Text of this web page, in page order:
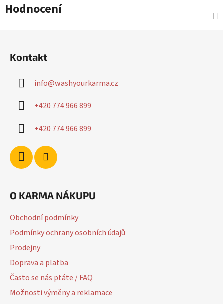
Hodnocení
Kontakt
info@washyourkarma.cz
+420 774 966 899
+420 774 966 899
O KARMA NÁKUPU
Obchodní podmínky
Podmínky ochrany osobních údajů
Prodejny
Doprava a platba
Často se nás ptáte / FAQ
Možnosti výměny a reklamace